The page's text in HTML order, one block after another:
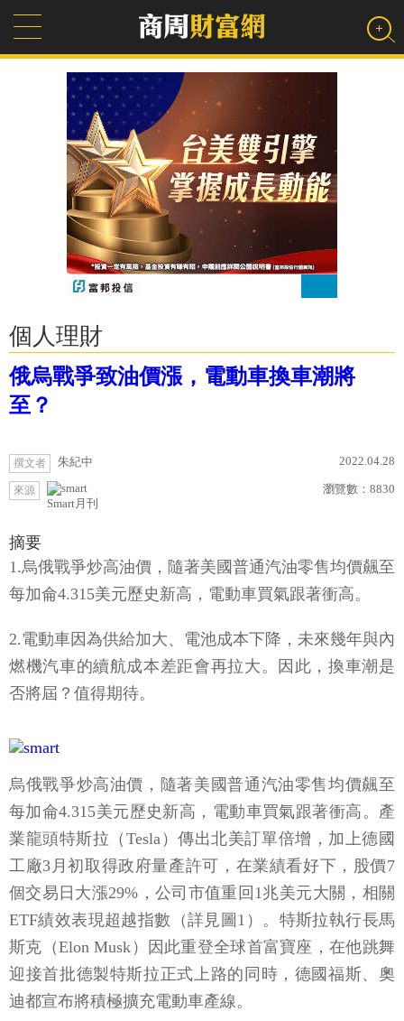
個人理財
俄烏戰爭致油價漲，電動車換車潮將
至？
撰文者 朱紀中 2022.04.28
來源
Smart月刊
瀏覽數： 8830
摘要
1.烏俄戰爭炒高油價，隨著美國普通汽油零售均價飆至
每加侖4.315美元歷史新高，電動車買氣跟著衝高。
2.電動車因為供給加大、電池成本下降，未來幾年與內
燃機汽車的續航成本差距會再拉大。因此，換車潮是
否將屆？值得期待。
烏俄戰爭炒高油價，隨著美國普通汽油零售均價飆至
每加侖4.315美元歷史新高，電動車買氣跟著衝高。產
業龍頭特斯拉（Tesla）傳出北美訂單倍增，加上德國
工廠3月初取得政府量產許可，在業績看好下，股價7
個交易日大漲29%，公司市值重回1兆美元大關，相關
ETF績效表現超越指數（詳見圖1）。特斯拉執行長馬
斯克（Elon Musk）因此重登全球首富寶座，在他跳舞
迎接首批德製特斯拉正式上路的同時，德國福斯、奧
迪都宣布將積極擴充電動車產線。